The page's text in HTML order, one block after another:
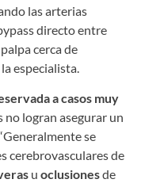
las arterias
directo entre
cerca de
especialista.
a casos muy
logran asegurar un
se
cerebrovasculares de
u oclusionesde